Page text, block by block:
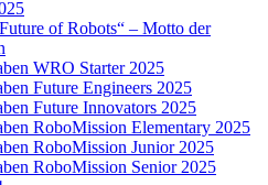
of Robots“ – Motto der
WRO Starter 2025
Future Engineers 2025
Future Innovators 2025
RoboMission Elementary 2025
RoboMission Junior 2025
RoboMission Senior 2025